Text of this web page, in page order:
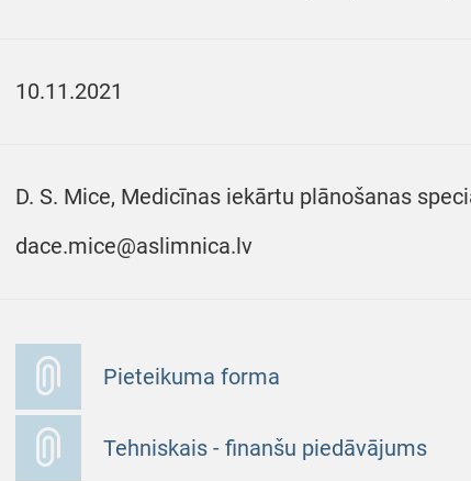
10.11.2021
D. S. Mice, Medicīnas iekārtu plānošanas
dace.mice@aslimnica.lv
Pieteikuma forma
Tehniskais - finanšu piedāvājums